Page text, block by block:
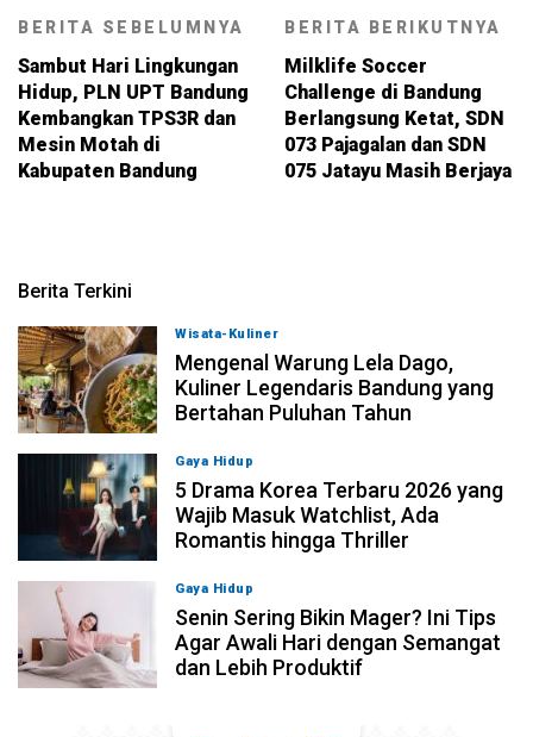
BERITA SEBELUMNYA
Sambut Hari Lingkungan
Hidup, PLN UPT Bandung
Kembangkan TPS3R dan
Mesin Motah di
Kabupaten Bandung
BERITA BERIKUTNYA
Milklife Soccer
Challenge di Bandung
Berlangsung Ketat, SDN
073 Pajagalan dan SDN
075 Jatayu Masih Berjaya
Berita Terkini
Wisata-Kuliner
Mengenal Warung Lela Dago,
Kuliner Legendaris Bandung yang
Bertahan Puluhan Tahun
Gaya Hidup
5 Drama Korea Terbaru 2026 yang
Wajib Masuk Watchlist, Ada
Romantis hingga Thriller
Gaya Hidup
Senin Sering Bikin Mager? Ini Tips
Agar Awali Hari dengan Semangat
dan Lebih Produktif